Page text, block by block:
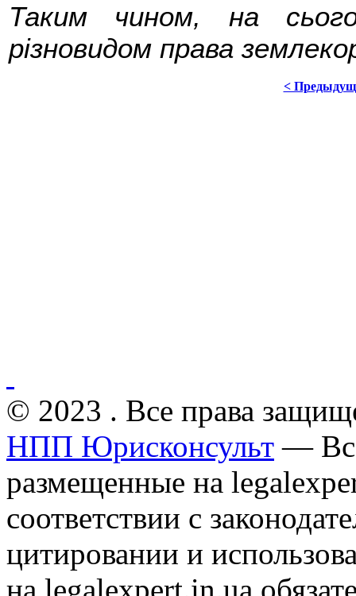
Таким чином, на
різновидом права
<
© 2023 . Все права
НПП Юрисконсульт —
размещенные на
соответствии с
цитировании и